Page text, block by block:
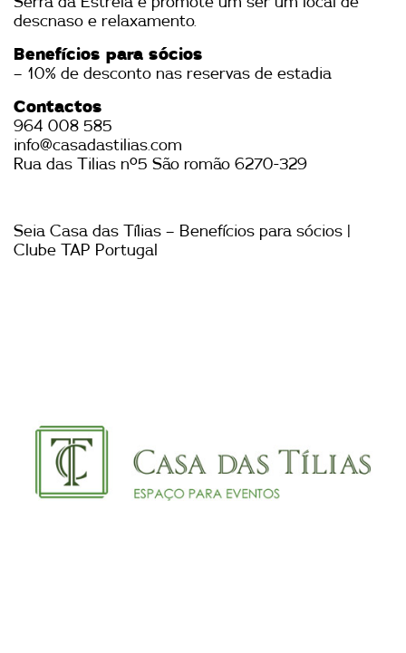
descnaso e relaxamento.
Benefícios para sócios
– 10% de desconto nas reservas de estadia
Contactos
964 008 585
info@casadastilias.com
Rua das Tilias nº5 São romão 6270-329
Seia Casa das Tílias – Benefícios para sócios |
Clube TAP Portugal